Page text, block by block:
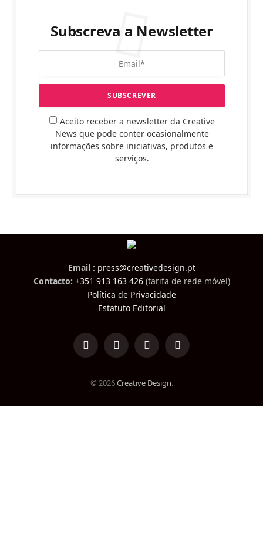
Subscreva a Newsletter
Aceito receber a newsletter da Creative
News que pode conter ocasionalmente
informações sobre iniciativas, produtos e
serviços.
Email : press@creativedesign.pt
Contacto: +351 913 163 426(tarifa de rede móvel)
Política de Privacidade
Estatuto Editorial
LinkedInFacebookInstagramTikTok
© 2026Creative Design.